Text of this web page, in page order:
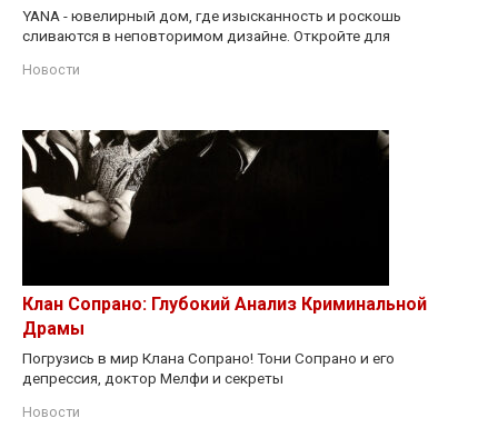
YANA - ювелирный дом, где изысканность и роскошь
сливаются в неповторимом дизайне. Откройте для
Новости
Клан Сопрано: Глубокий Анализ Криминальной
Драмы
Погрузись в мир Клана Сопрано! Тони Сопрано и его
депрессия, доктор Мелфи и секреты
Новости